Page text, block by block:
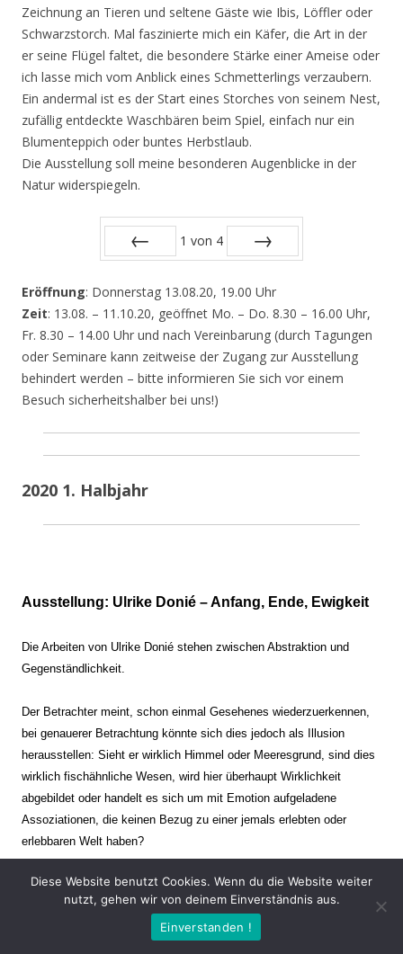
Zeichnung an Tieren und seltene Gäste wie Ibis, Löffler oder
Schwarzstorch. Mal faszinierte mich ein Käfer, die Art in der
er seine Flügel faltet, die besondere Stärke einer Ameise oder
ich lasse mich vom Anblick eines Schmetterlings verzaubern.
Ein andermal ist es der Start eines Storches von seinem Nest,
zufällig entdeckte Waschbären beim Spiel, einfach nur ein
Blumenteppich oder buntes Herbstlaub.
Die Ausstellung soll meine besonderen Augenblicke in der
Natur widerspiegeln.
1 von 4
Eröffnung: Donnerstag 13.08.20, 19.00 Uhr
Zeit: 13.08. – 11.10.20, geöffnet Mo. – Do. 8.30 – 16.00 Uhr,
Fr. 8.30 – 14.00 Uhr und nach Vereinbarung (durch Tagungen
oder Seminare kann zeitweise der Zugang zur Ausstellung
behindert werden – bitte informieren Sie sich vor einem
Besuch sicherheitshalber bei uns!)
2020 1. Halbjahr
Ausstellung: Ulrike Donié – Anfang, Ende, Ewigkeit
Die Arbeiten von Ulrike Donié stehen zwischen Abstraktion und
Gegenständlichkeit.
Der Betrachter meint, schon einmal Gesehenes wiederzuerkennen,
bei genauerer Betrachtung könnte sich dies jedoch als Illusion
herausstellen: Sieht er wirklich Himmel oder Meeresgrund, sind dies
wirklich fischähnliche Wesen, wird hier überhaupt Wirklichkeit
abgebildet oder handelt es sich um mit Emotion aufgeladene
Assoziationen, die keinen Bezug zu einer jemals erlebten oder
erlebbaren Welt haben?
Verharren und Dynamik stehen sich dabei gegenüber. Zeit steht still
oder verrinnt im Nu. Es soll dabei eine Spannung, auch farblich, bis
zur Schmerzgrenze erzeugt werden. Die Arbeiten stellen ambivalente
Diese Website benutzt Cookies. Wenn du die Website weiter
nutzt, gehen wir von deinem Einverständnis aus.
Einverstanden !